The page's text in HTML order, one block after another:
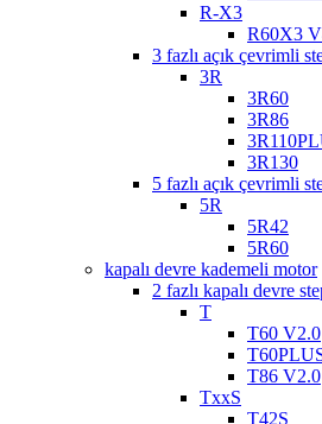
R-X3
R60X3
3 fazlı açık çevrimli
3R
3R60
3R86
3R130
5 fazlı açık çevrimli
5R
5R42
5R60
kapalı devre kademeli motor
2 fazlı kapalı devre
T
T60 V2.0
T86 V2.0
TxxS
T42S